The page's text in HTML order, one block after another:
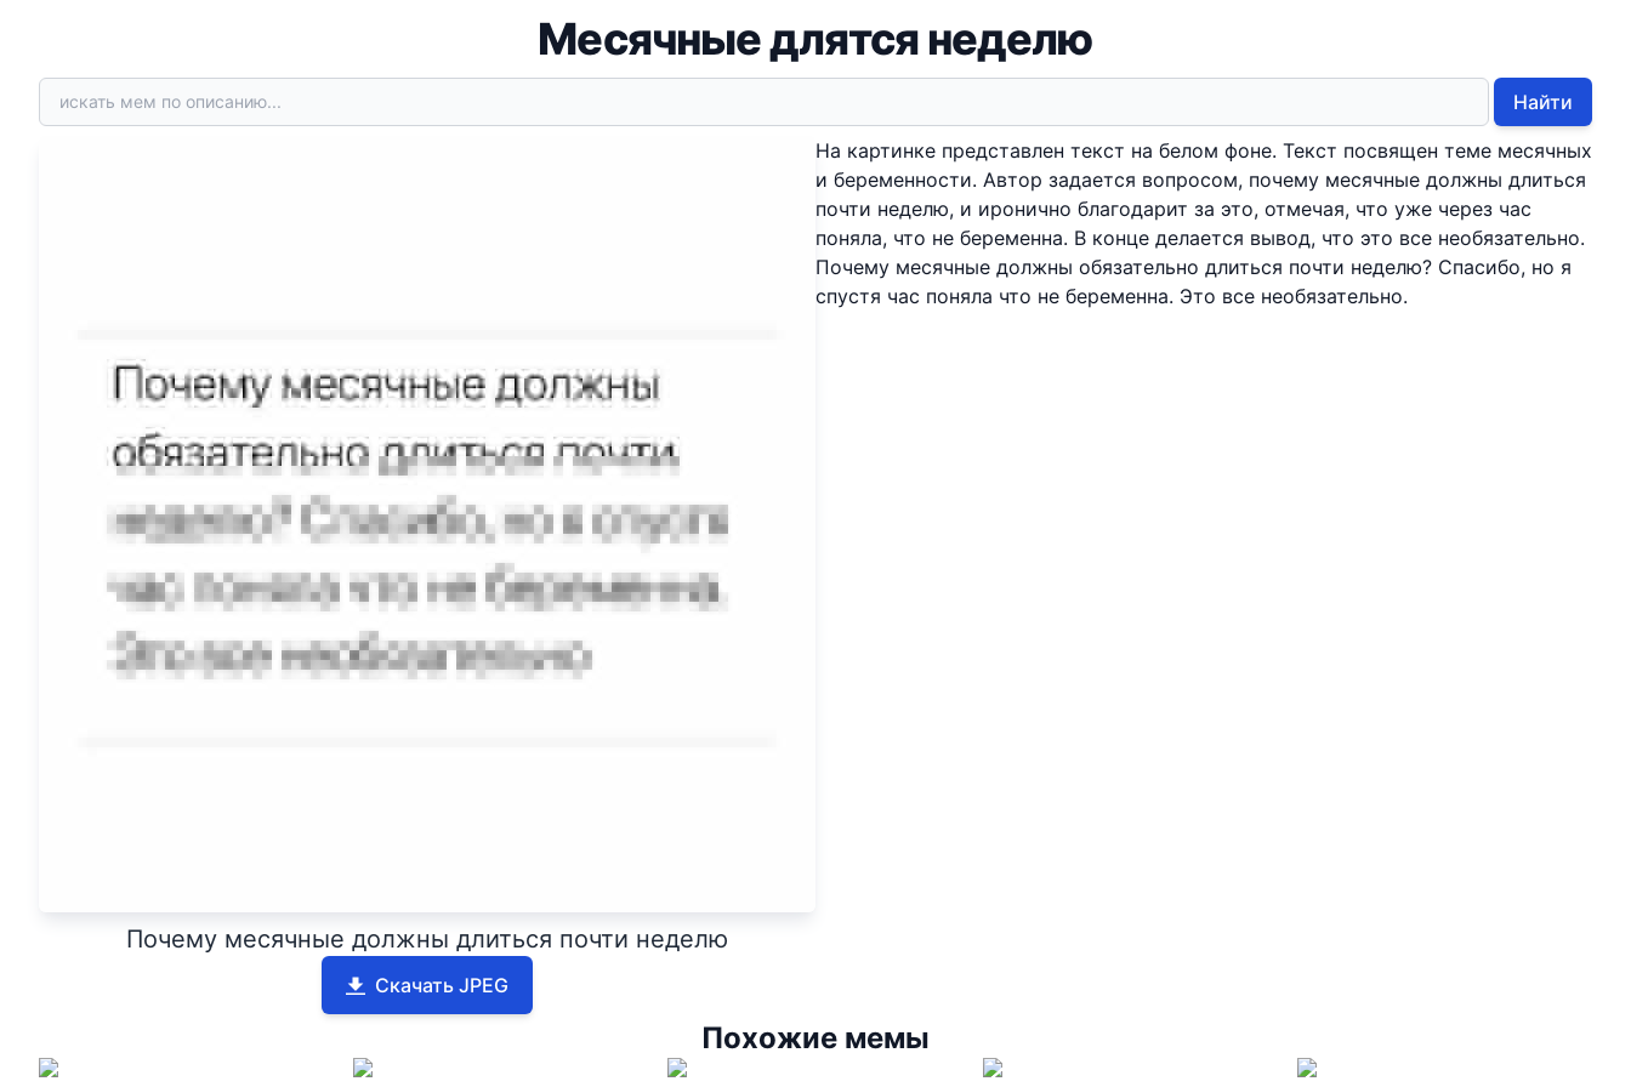
Месячные длятся неделю
Найти
Почему месячные должны длиться почти неделю
Скачать JPEG
На картинке представлен текст на белом фоне. Текст посвящен теме месячных
и беременности. Автор задается вопросом, почему месячные должны длиться
почти неделю, и иронично благодарит за это, отмечая, что уже через час
поняла, что не беременна. В конце делается вывод, что это все необязательно.
Почему месячные должны обязательно длиться почти неделю? Спасибо, но я
спустя час поняла что не беременна. Это все необязательно.
Похожие мемы